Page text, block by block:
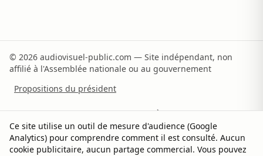
© 2026 audiovisuel-public.com — Site indépendant, non
affilié à l'Assemblée nationale ou au gouvernement
Propositions du président
Recommandations du rapporteur À propos
Méthodologie Sources Contact Soutenir
Ce site utilise un outil de mesure d'audience (Google
Analytics) pour comprendre comment il est consulté. Aucun
cookie publicitaire, aucun partage commercial. Vous pouvez